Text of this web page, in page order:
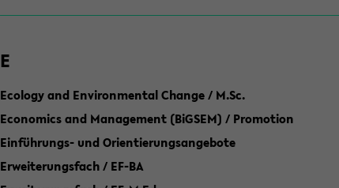
E
Ecology and Environmental Change / M.Sc.
Economics and Management (BiGSEM) / Promotion
Einführungs- und Orientierungsangebote
Erweiterungsfach / EF-BA